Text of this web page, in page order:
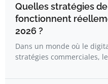
Quelles stratégies
fonctionnent
2026 ?
Dans un monde où le
stratégies commerciales,